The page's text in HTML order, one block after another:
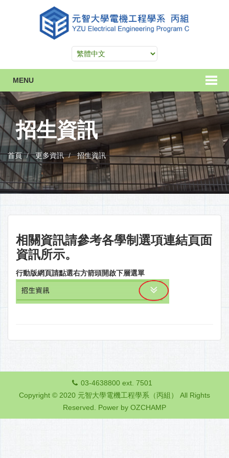
MENU
招生資訊
首頁 更多資訊 招生資訊
相關資訊請參考各學制選項連結頁面
資訊所示。
行動版網頁請點選右方箭頭開啟下層選單
03-4638800 ext. 7501
Copyright © 2020 元智大學電機工程學系（丙組） All Rights
Reserved. Power by OZCHAMP